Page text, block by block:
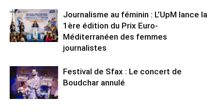
Journalisme au féminin : L’UpM lance la
1ère édition du Prix Euro-
Méditerranéen des femmes
journalistes
Festival de Sfax : Le concert de
Boudchar annulé